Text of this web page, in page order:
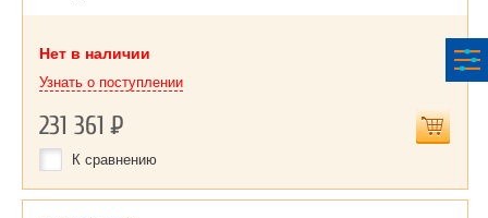
Нет в наличии
Узнать о поступлении
231 361Р
К сравнению